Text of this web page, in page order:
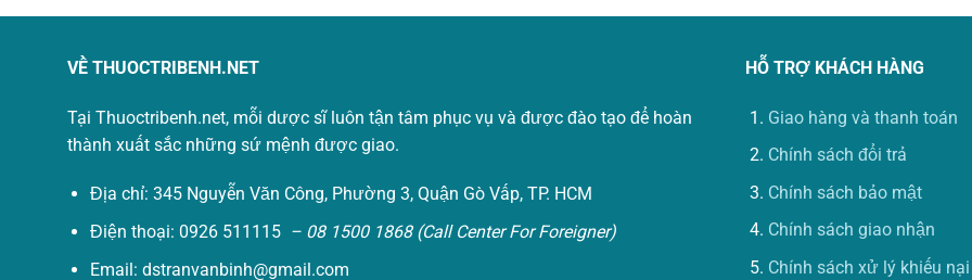
VỀ THUOCTRIBENH.NET
Tại Thuoctribenh.net, mỗi dược sĩ luôn tận tâm phục vụ và được đào tạo để hoàn
thành xuất sắc những sứ mệnh được giao.
Địa chỉ: 345 Nguyễn Văn Công, Phường 3, Quận Gò Vấp, TP. HCM
Điện thoại: 0926 511115 – 08 1500 1868 (Call Center For Foreigner)
Email: dstranvanbinh@gmail.com
HỖ TRỢ KHÁCH HÀNG
Giao hàng và thanh toán
Chính sách đổi trả
Chính sách bảo mật
Chính sách giao nhận
Chính sách xử lý khiếu nại